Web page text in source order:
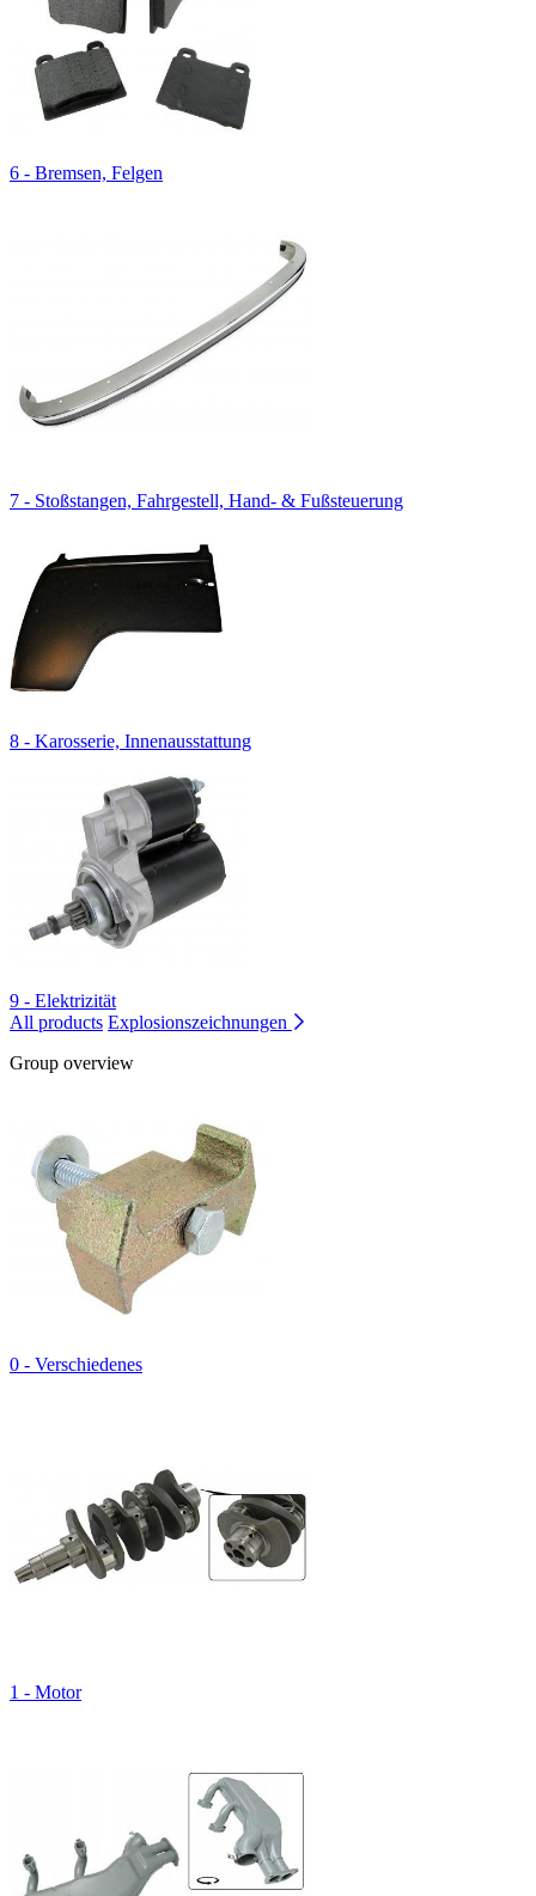
6 - Bremsen, Felgen
7 - Stoßstangen, Fahrgestell, Hand- & Fußsteuerung
8 - Karosserie, Innenausstattung
9 - Elektrizität
All products Explosionszeichnungen
Group overview
0 - Verschiedenes
1 - Motor